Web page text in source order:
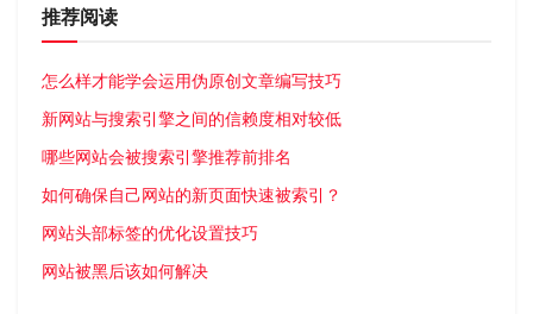
推荐阅读
怎么样才能学会运用伪原创文章编写技巧
新网站与搜索引擎之间的信赖度相对较低
哪些网站会被搜索引擎推荐前排名
如何确保自己网站的新页面快速被索引？
网站头部标签的优化设置技巧
网站被黑后该如何解决